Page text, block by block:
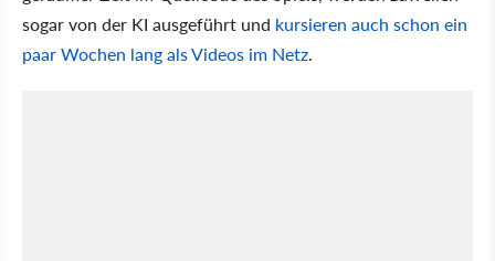
sogar von der KI ausgeführt und kursieren auch schon ein
paar Wochen lang als Videos im Netz.